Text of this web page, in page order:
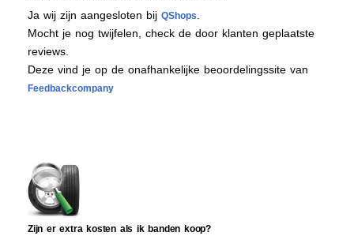
Ja wij zijn aangesloten bij QShops.
Mocht je nog twijfelen, check de door klanten geplaatste
reviews.
Deze vind je op de onafhankelijke beoordelingssite van
Feedbackcompany
Zijn er extra kosten als ik banden koop?